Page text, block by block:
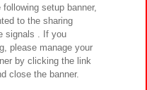
Inc.
setup banner,
to the sharing
signals . If you
please manage your
by clicking the link
close the banner.